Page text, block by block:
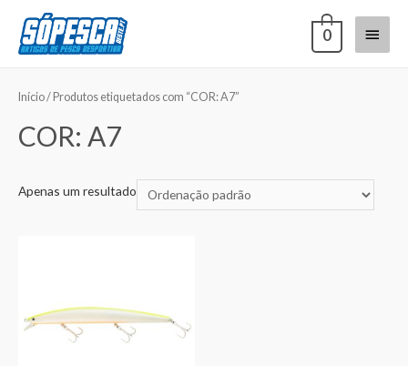
0
Início/ Produtos etiquetados com “COR: A7”
COR: A7
Apenas um resultado